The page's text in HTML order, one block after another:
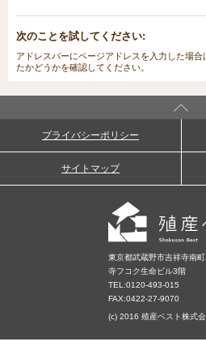
次のことを試してください:
アドレスバーにページアドレスを入力した場
たかどうかを確認してください。
プライバシーポリシー
サイトマップ
東京都武蔵野市吉祥寺南
寺フコク生命ビル3階
TEL:0120-493-015
FAX:0422-27-9070
(c) 2016 殖産ベスト株式